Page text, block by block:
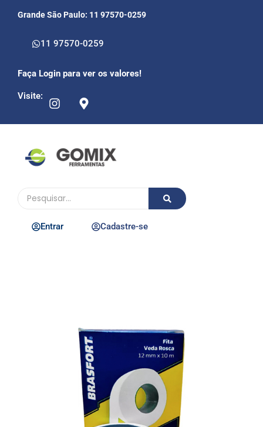
Grande São Paulo: 11 97570-0259
11 97570-0259
Faça Login para ver os valores!
Visite:
Entrar Cadastre-se